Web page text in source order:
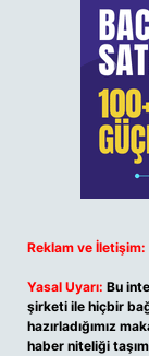
Reklam ve İletişim:
Yasal Uyarı: Bu
şirketi ile hiçbir
hazırladığımız
haber niteliği